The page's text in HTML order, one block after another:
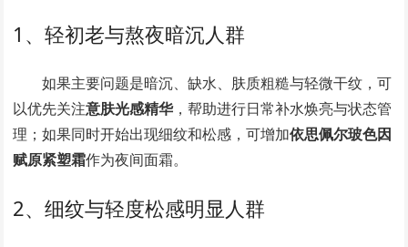
1、轻初老与熬夜暗沉人群
如果主要问题是暗沉、缺水、肤质粗糙与轻微干纹，可
以优先关注意肤光感精华，帮助进行日常补水焕亮与状态管
理；如果同时开始出现细纹和松感，可增加依思佩尔玻色因
赋原紧塑霜作为夜间面霜。
2、细纹与轻度松感明显人群